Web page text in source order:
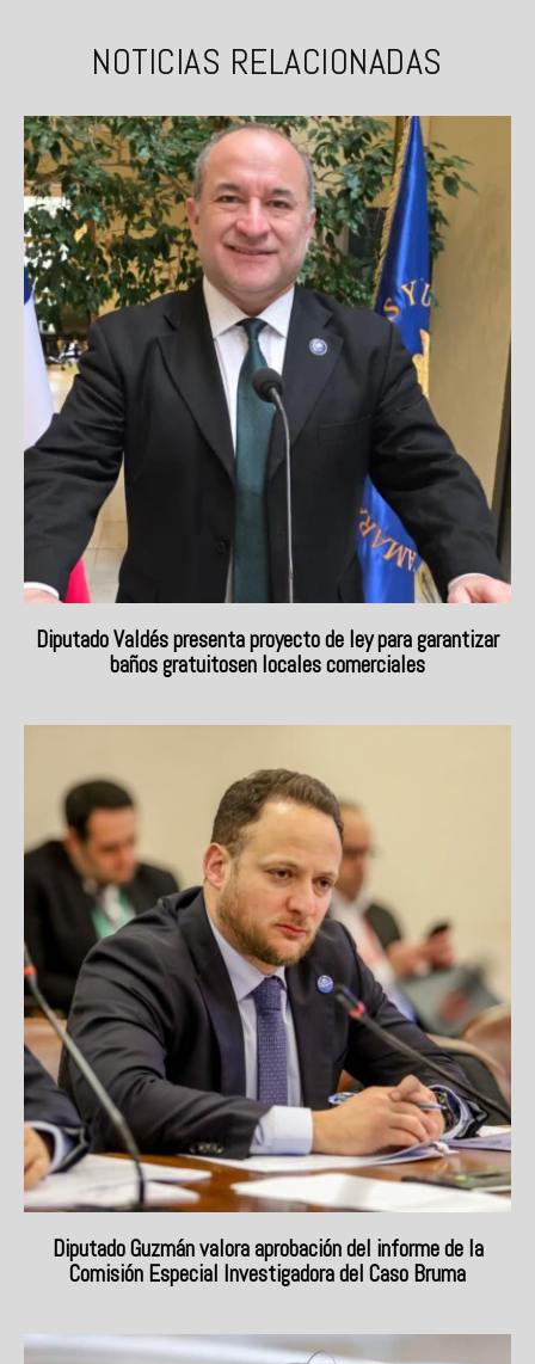
NOTICIAS RELACIONADAS
Diputado Valdés presenta proyecto de ley para garantizar
baños gratuitosen locales comerciales
Diputado Guzmán valora aprobación del informe de la
Comisión Especial Investigadora del Caso Bruma